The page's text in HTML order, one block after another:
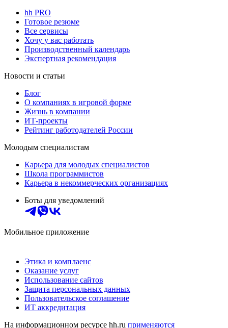
hh PRO
Готовое резюме
Все сервисы
Хочу у вас работать
Производственный календарь
Экспертная рекомендация
Новости и статьи
Блог
О компаниях в игровой форме
Жизнь в компании
ИТ-проекты
Рейтинг работодателей России
Молодым специалистам
Карьера для молодых специалистов
Школа программистов
Карьера в некоммерческих организациях
Боты для уведомлений
Мобильное приложение
Этика и комплаенс
Оказание услуг
Использование сайтов
Защита персональных данных
Пользовательское соглашение
ИТ аккредитация
На информационном ресурсе hh.ru применяются